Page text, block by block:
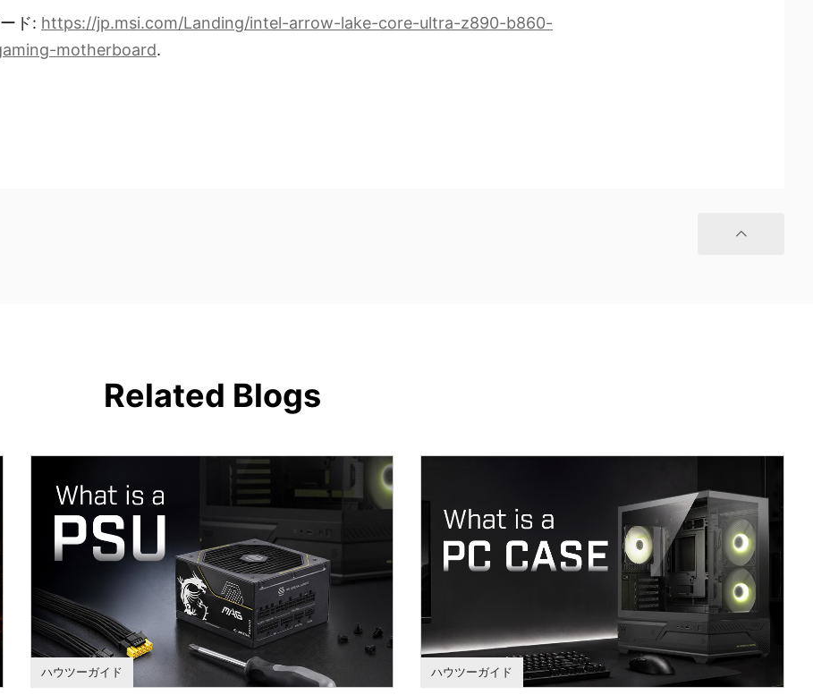
ド: https://jp.msi.com/Landing/intel-arrow-lake-core-ultra-z890-b860-
motherboard.
Related Blogs
ハウツーガイド ハウツーガイド